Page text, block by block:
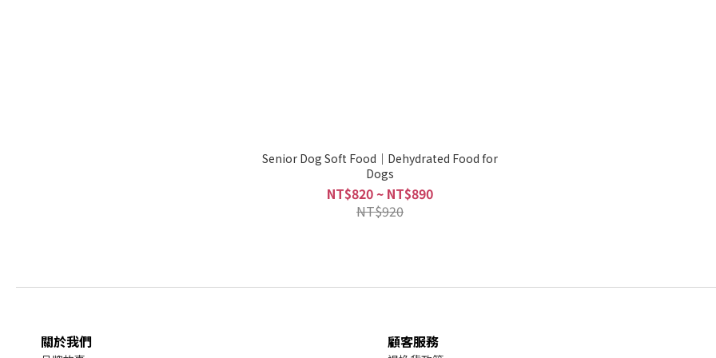
Senior Dog Soft Food｜Dehydrated Food for
Dogs
NT$820 ~ NT$890
NT$920
關於我們 顧客服務